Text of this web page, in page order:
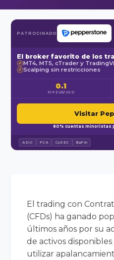
PATROCINADO
El broker favorito de los
✓ MT4, MT5, cTrader y
✓ Scalping sin restricciones
0.1
PIP EUR/USD
Visitar
80% cuentas minoristas
ASIC FCA CySEC BaFin
El trading con
(CFDs) ha ganado
últimos años por su
de activos
utilizar